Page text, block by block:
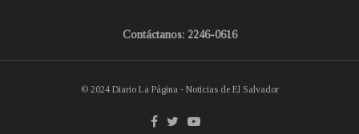
Contáctanos: 2246-0616
© 2024 Diario La Página - Noticias de El Salvador